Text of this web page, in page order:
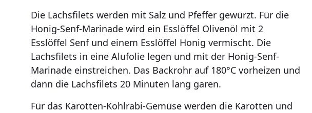
Die Lachsfilets werden mit Salz und Pfeffer gewürzt. Für die
Honig-Senf-Marinade wird ein Esslöffel Olivenöl mit 2
Esslöffel Senf und einem Esslöffel Honig vermischt. Die
Lachsfilets in eine Alufolie legen und mit der Honig-Senf-
Marinade einstreichen. Das Backrohr auf 180°C vorheizen und
dann die Lachsfilets 20 Minuten lang garen.
Für das Karotten-Kohlrabi-Gemüse werden die Karotten und